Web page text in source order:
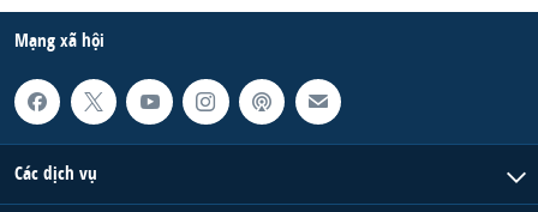
Mạng xã hội
Các dịch vụ